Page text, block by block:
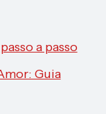
a passo
Guia